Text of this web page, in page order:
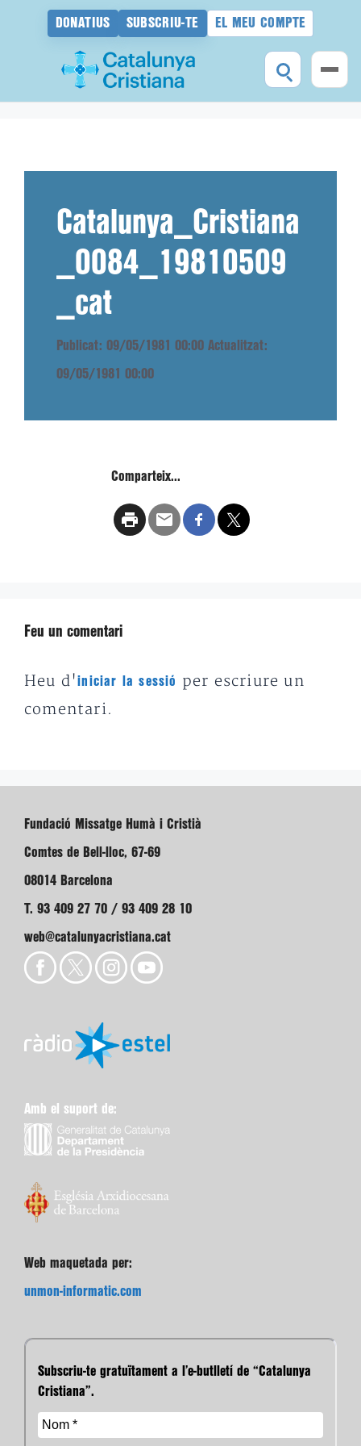
DONATIUS SUBSCRIU-TE EL MEU COMPTE
Catalunya_Cristiana
_0084_19810509
_cat
Publicat: 09/05/1981 00:00 Actualitzat:
09/05/1981 00:00
Comparteix...
Feu un comentari
Heu d'iniciar la sessió
per escriure un
comentari.
Fundació Missatge Humà i Cristià
Comtes de Bell-lloc, 67-69
08014 Barcelona
T. 93 409 27 70 / 93 409 28 10
web@catalunyacristiana.cat
Amb el suport de:
Web maquetada per:
unmon-informatic.com
Subscriu-te gratuïtament a l’e-butlletí de “Catalunya
Cristiana”.